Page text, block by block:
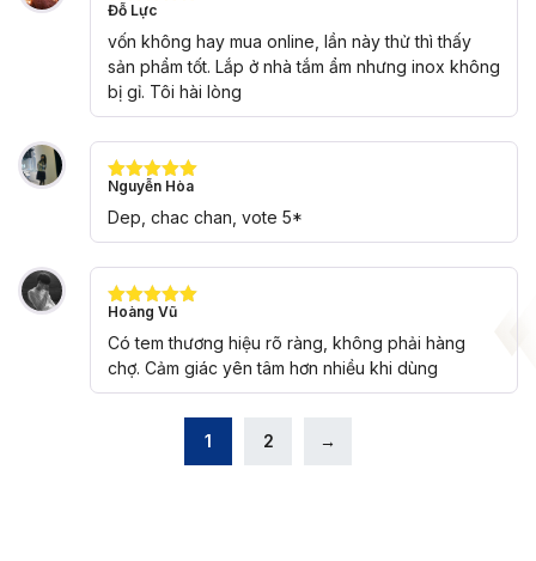
Được xếp
hạng 5 5
sao
Đỗ Lực
vốn không hay mua online, lần này thử thì thấy
sản phẩm tốt. Lắp ở nhà tắm ẩm nhưng inox không
bị gỉ. Tôi hài lòng
Được xếp
hạng
5
sao
Nguyễn Hòa
Dep, chac chan, vote 5*
Được xếp
hạng
5
sao
Hoàng Vũ
Có tem thương hiệu rõ ràng, không phải hàng
chợ. Cảm giác yên tâm hơn nhiều khi dùng
1 2 →